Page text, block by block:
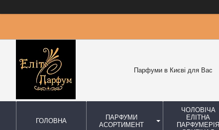
Парфуми в Києві для Вас
ГОЛОВНА
ПАРФУМИ
АСОРТИМЕНТ
ЧОЛОВІЧА
ЕЛІТНА
ПАРФУМЕРІЯ